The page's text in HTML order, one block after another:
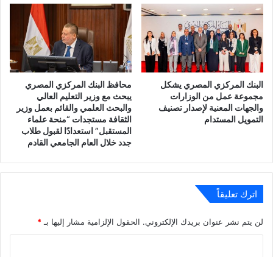
البنك المركزي المصري يشكل
مجموعة عمل من الوزارات
والجهات المعنية لإصدار تصنيف
التمويل المستدام
محافظ البنك المركزي المصري
يبحث مع وزير التعليم العالي
والبحث العلمي والقائم بعمل وزير
الثقافة مستجدات “منحة علماء
المستقبل” استعدادًا لقبول طلاب
جدد خلال العام الجامعي القادم
اترك تعليقاً
لن يتم نشر عنوان بريدك الإلكتروني. الحقول الإلزامية مشار إليها بـ *